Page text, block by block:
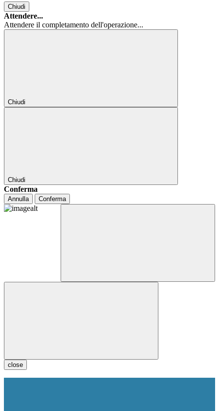
Chiudi
Attendere...
Attendere il completamento dell'operazione...
Chiudi
Chiudi
Conferma
Annulla Conferma
close